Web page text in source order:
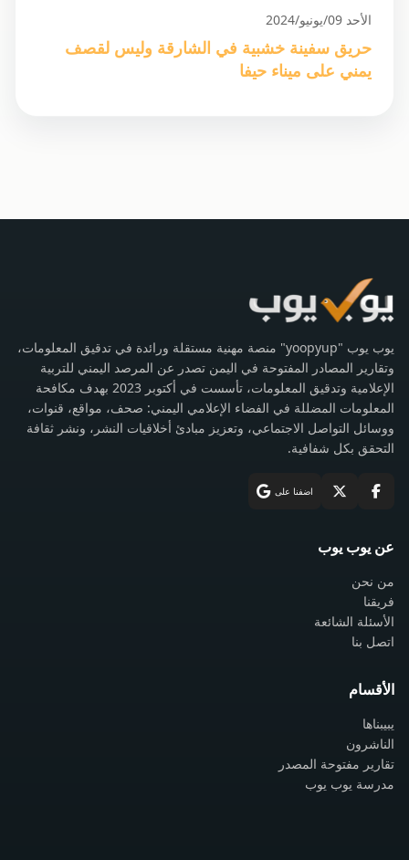
الأحد 09/يونيو/2024
حريق سفينة خشبية في الشارقة وليس لقصف
يمني على ميناء حيفا
يوب يوب "yoopyup" منصة مهنية مستقلة ورائدة في تدقيق المعلومات،
وتقارير المصادر المفتوحة في اليمن تصدر عن المرصد اليمني للتربية
الإعلامية وتدقيق المعلومات، تأسست في أكتوبر 2023 بهدف مكافحة
المعلومات المضللة في الفضاء الإعلامي اليمني: صحف، مواقع، قنوات،
ووسائل التواصل الاجتماعي، وتعزيز مبادئ أخلاقيات النشر، ونشر ثقافة
التحقق بكل شفافية.
اضفنا على
عن يوب يوب
من نحن
فريقنا
الأسئلة الشائعة
اتصل بنا
الأقسام
يبيبناها
الناشرون
تقارير مفتوحة المصدر
مدرسة يوب يوب